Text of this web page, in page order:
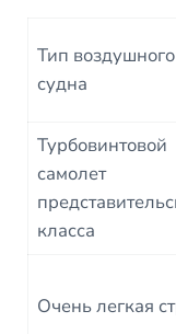
Тип воздушного
судна
Турбовинтовой
самолет
класса
Очень легкая